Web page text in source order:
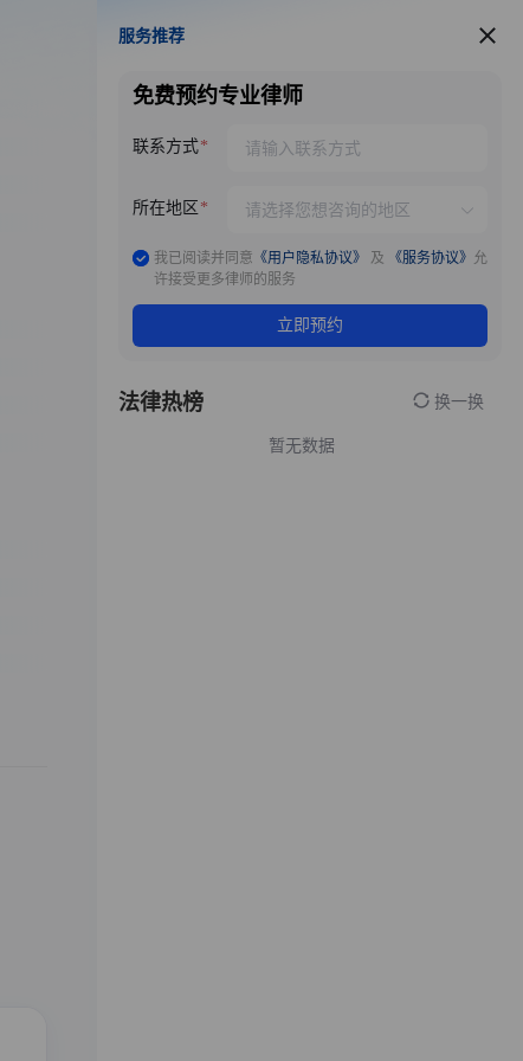
服务推荐
服务推荐
免费预约专业律师
联系方式
所在地区
我已阅读并同意 《用户隐私协议》 及 《服务协议》 允
许接受更多律师的服务
立即预约
法律热榜 换一换
暂无数据